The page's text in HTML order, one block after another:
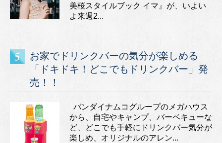
美桜スタイルブック イマ』が、いよい
よ来週2...
お家でドリンクバーの気分が楽しめる
「ドキドキ！どこでもドリンクバー」発
売！！
バンダイナムコグループのメガハウス
から、自宅やキャンプ、バーベキューな
ど、どこでも手軽にドリンクバー気分が
楽しめ、オリジナルのアレン...